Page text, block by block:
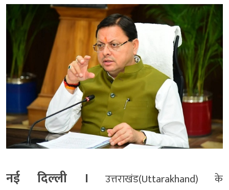
नई दिल्‍ली ।
उत्तराखंड(Uttarakhand) के